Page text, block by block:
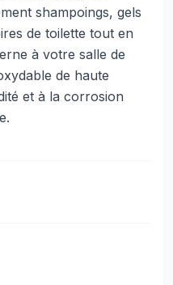
shampoings, gels
de toilette tout en
à votre salle de
de haute
et à la corrosion